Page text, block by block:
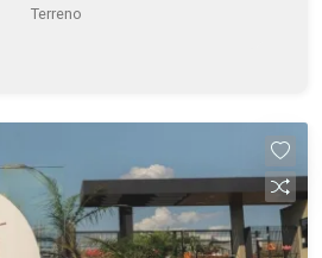
Terreno